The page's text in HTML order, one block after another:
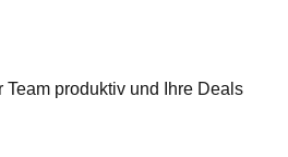
produktiv und Ihre Deals